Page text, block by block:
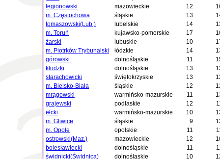
legionowski
mazowieckie 12
m. Częstochowa
śląskie 13
tomaszowski(Lub.)
lubelskie 14
m. Toruń
kujawsko-pomorskie 17
żarski
lubuskie 10
m. Piotrków Trybunalski
łódzkie 14
górowski
dolnośląskie 11
kłodzki
dolnośląskie 13
starachowicki
świętokrzyskie 13
m. Bielsko-Biała
śląskie 12
mrągowski
warmińsko-mazurskie 11
grajewski
podlaskie 12
ełcki
warmińsko-mazurskie 10
m. Gliwice
śląskie 9
m. Opole
opolskie 11
ostrowski(Maz.)
mazowieckie 12
bolesławiecki
dolnośląskie 11
świdnicki(Świdnica)
dolnośląskie 10